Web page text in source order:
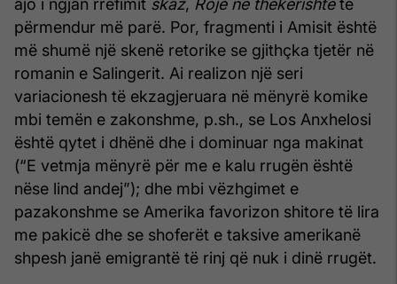
përmendur më parë. Por, fragmenti i Amisit është
më shumë një skenë retorike se gjithçka tjetër në
romanin e Salingerit. Ai realizon një seri
variacionesh të ekzagjeruara në mënyrë komike
mbi temën e zakonshme, p.sh., se Los Anxhe­losi
është qytet i dhënë dhe i dominuar nga makinat
(“E vetmja mënyrë për me e kalu rrugën është
nëse lind andej”); dhe mbi vëzhgimet e
pazakonshme se Amerika favorizon shitore të lira
me pakicë dhe se shoferët e taksive amerikanë
shpesh janë emigrantë të rinj që nuk i dinë rrugët.